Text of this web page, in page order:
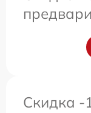
Скидка -